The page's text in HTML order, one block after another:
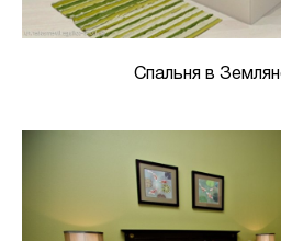
Спальня в